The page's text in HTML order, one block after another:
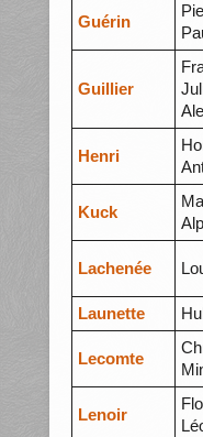
Guérin
Guillier
Henri
Kuck
Lachenée
Launette
Lecomte
Lenoir